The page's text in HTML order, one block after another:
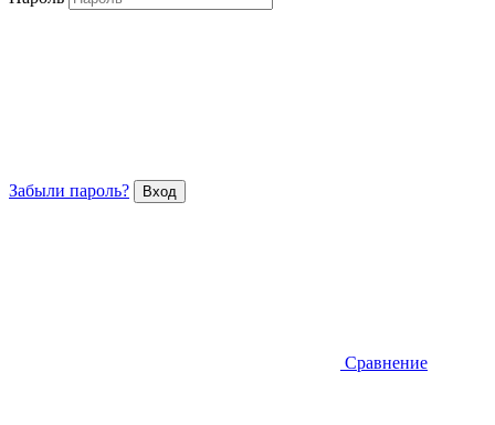
Забыли пароль?
Сравнение